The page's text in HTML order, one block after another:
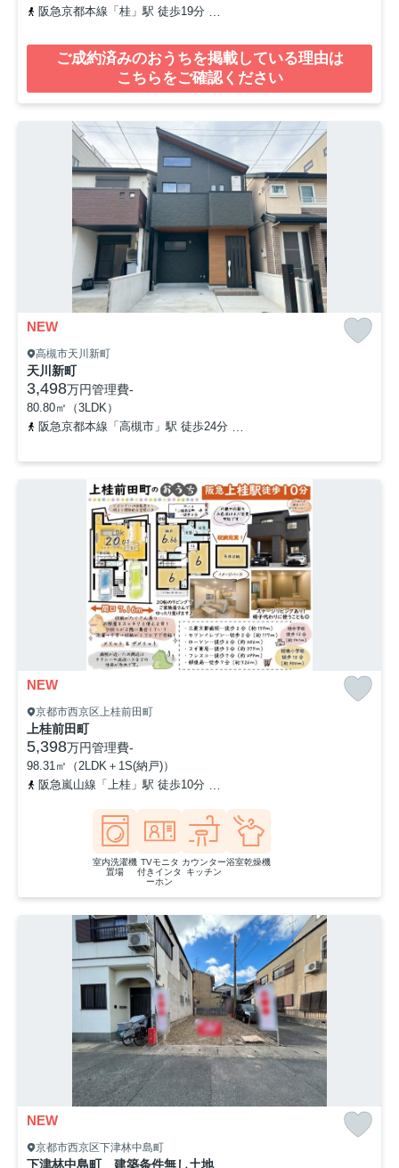
阪急京都本線「桂」駅 徒歩19分
ご成約済みのおうちを掲載している理由は
こちらをご確認ください
NEW
高槻市天川新町
天川新町
3,498万円管理費-
80.80㎡（3LDK）
阪急京都本線「高槻市」駅 徒歩24分
NEW
京都市西京区上桂前田町
上桂前田町
5,398万円管理費-
98.31㎡（2LDK＋1S(納戸)）
阪急嵐山線「上桂」駅 徒歩10分
室内洗濯機
置場
TVモニタ
付きインタ
ーホン
カウンター
キッチン
浴室乾燥機
NEW
京都市西京区下津林中島町
下津林中島町 建築条件無し土地